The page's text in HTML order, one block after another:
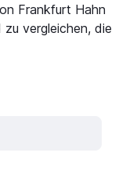
Frankfurt Hahn
vergleichen, die